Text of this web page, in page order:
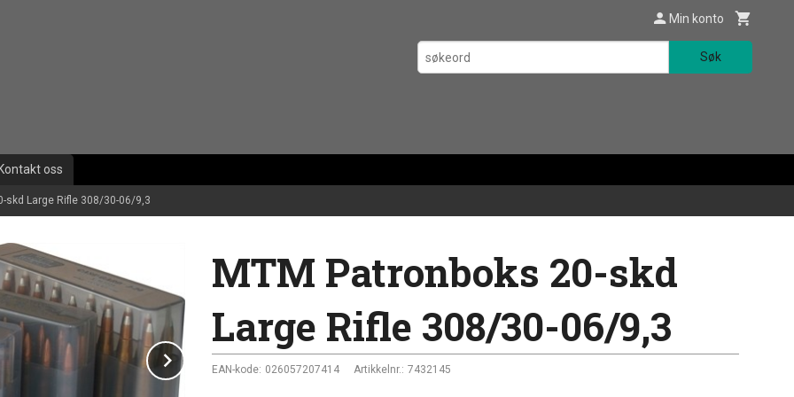
Min konto
Søk
Kontakt oss
skd Large Rifle 308/30-06/9,3
Next
MTM Patronboks 20-skd
Large Rifle 308/30-06/9,3
EAN-kode: 026057207414 Artikkelnr.: 7432145